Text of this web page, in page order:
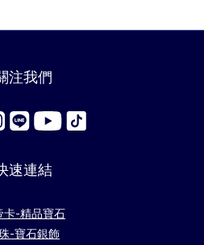
注我們
速連結
卡-精品寶石
-寶石銀飾